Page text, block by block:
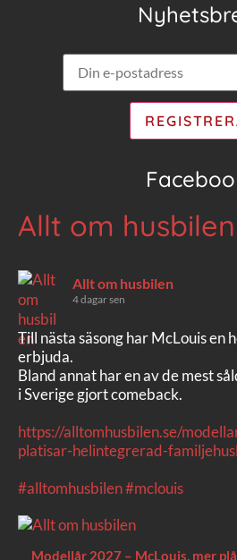
Allt om husbilen
Allt om husbilen
4 dagar sen
Till nästa säsong har McLouis en
erbjuda.
Bland annat har en av de mest
i Sverige gjort comeback.
https://alltomhusbilen.se/
platisar-helintegrerad-
#alltomhusbilen#mclouis
Modellår 2027 – McLouis, mer